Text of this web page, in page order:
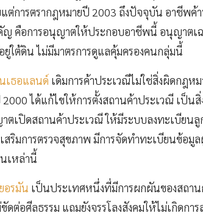
ต่การตรากฎหมายปี 2003 ถึงปัจจุบัน อาชีพค้
ญ คือการอนุญาตให้ประกอบอาชีพนี้ อนุญาตเ
ยู่ใต้ดิน ไม่มีมาตรการดูแลคุ้มครองคนกลุ่มนี้
เธอแลนด์ เดิมการค้าประเวณีไม่ใช่สิ่งผิดกฎห
ได้แก้ไขให้การตั้งสถานค้าประเวณี เป็น
ตเปิดสถานค้าประเวณี ให้มีระบบลงทะเบียนลู
เสริมการตรวจสุขภาพ มีการจัดทำทะเบียนข้อ
เหล่านี้
อรมัน เป็นประเทศหนึ่งที่มีการผกผันของสถาน
ดต่อศีลธรรม แถมยังจรรโลงสังคมให้ไม่เกิดกา